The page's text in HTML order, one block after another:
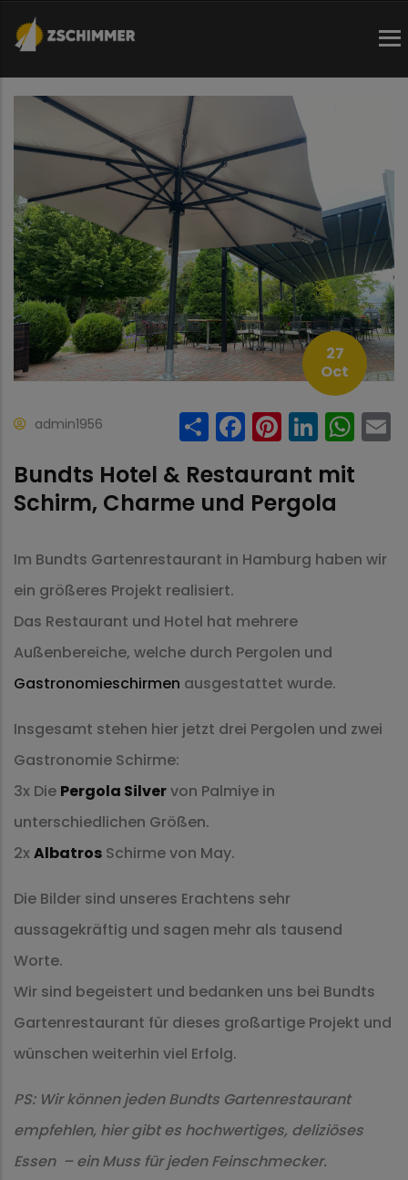
Direkt
zum
Inhalt
27
Oct
admin1956 Share
Facebook
Bundts Hotel & Restaurant mit
Schirm, Charme und Pergola
Im Bundts Gartenrestaurant in Hamburg haben wir
ein größeres Projekt realisiert.
Das Restaurant und Hotel hat mehrere
Außenbereiche, welche durch Pergolen und
Gastronomieschirmen ausgestattet wurde.
Insgesamt stehen hier jetzt drei Pergolen und zwei
Gastronomie Schirme:
3x Die Pergola Silvervon Palmiye in
unterschiedlichen Größen.
2xAlbatros Schirme von May.
Die Bilder sind unseres Erachtens sehr
aussagekräftig und sagen mehr als tausend
Worte.
Wir sind begeistert und bedanken uns bei Bundts
Gartenrestaurant für dieses großartige Projekt und
wünschen weiterhin viel Erfolg.
PS: Wir können jeden Bundts Gartenrestaurant
empfehlen, hier gibt es hochwertiges, deliziöses
Essen – ein Muss für jeden Feinschmecker.